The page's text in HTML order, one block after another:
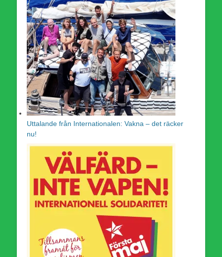
Uttalande från Internationalen: Vakna – det räcker
nu!